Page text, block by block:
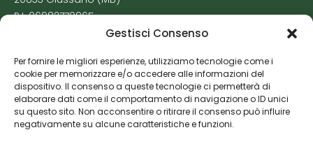
Gestisci Consenso
Per fornire le migliori esperienze, utilizziamo tecnologie come i
cookie per memorizzare e/o accedere alle informazioni del
dispositivo. Il consenso a queste tecnologie ci permetterà di
elaborare dati come il comportamento di navigazione o ID unici
su questo sito. Non acconsentire o ritirare il consenso può influire
negativamente su alcune caratteristiche e funzioni.
P.I. 06982770965
Cookie Policy
Risorse Aggiuntive